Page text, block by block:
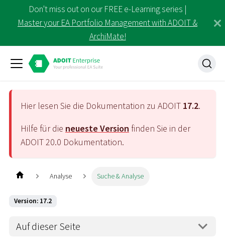
Don't miss out on our FREE e-Learning series |
Master your EA Portfolio Management with ADOIT &
ArchiMate!
Hier lesen Sie die Dokumentation zu ADOIT 17.2.
Hilfe für die neueste Version finden Sie in der
ADOIT20.0 Dokumentation.
Analyse Suche & Analyse
Version: 17.2
Auf dieser Seite